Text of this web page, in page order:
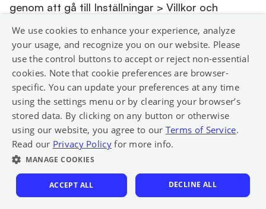
genom att gå till Inställningar > Villkor och
fortfarande komma att se tredjepartsannonser,
men dessa annonser kommer inte att vara
personanpassade baserat på dina
personuppgifter.
6.KONTROLL ÖVER DIN INFORMATI
ON
Det finns flera olika sätt på vilka du kan
kontrollera hur våra Tjänster behandlar dina
personuppgifter.
We use cookies to enhance your experience, analyze
your usage, and recognize you on our website. Please
use the control buttons to accept or reject non-essential
cookies. Note that cookie preferences are browser-
specific. You can update your preferences at any time
using the settings menu or by clearing your browser’s
stored data. By clicking on any button or otherwise
using our website, you agree to our Terms of Service.
Read our Privacy Policyfor more info.
MANAGE COOKIES
ACCEPT ALL DECLINE ALL